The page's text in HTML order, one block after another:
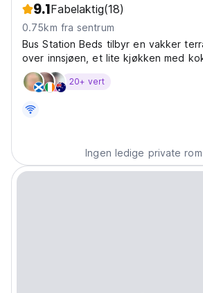
9.1Fabelaktig(18)
0.75km fra sentrum
Bus Station Beds tilbyr en vakker
over innsjøen, et lite kjøkken med
kjøleskap, mikrobølgeovn,
nødvendig utstyr for et godt måltid
20+ vert
Ingen ledige private rom